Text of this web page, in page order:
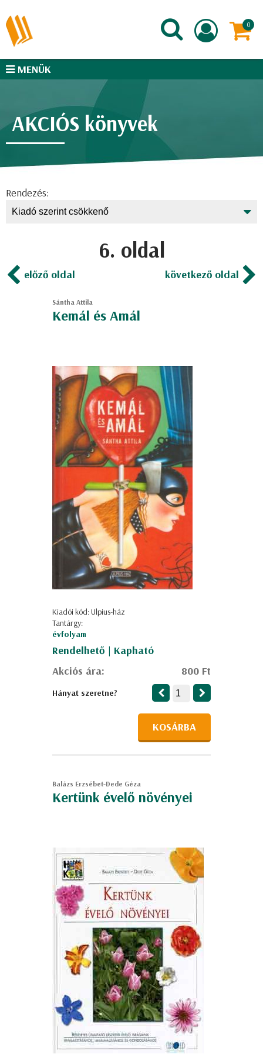
MENÜK
AKCIÓS könyvek
Rendezés:
6. oldal
előző oldal következő oldal
Sántha Attila
Kemál és Amál
Kiadói kód: Ulpius-ház
Tantárgy:
évfolyam
Rendelhető | Kapható
Akciós ára:
800 Ft
Hányat szeretne?
KOSÁRBA
Balázs Erzsébet-Dede Géza
Kertünk évelő növényei